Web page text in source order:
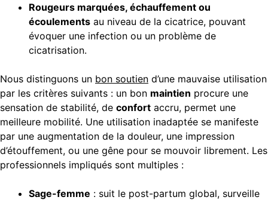
Rougeurs marquées, échauffement ou
écoulements au niveau de la cicatrice, pouvant
évoquer une infection ou un problème de
cicatrisation.
Nous distinguons un bon soutien d’une mauvaise utilisation
par les critères suivants : un bon maintien procure une
sensation de stabilité, de confort accru, permet une
meilleure mobilité. Une utilisation inadaptée se manifeste
par une augmentation de la douleur, une impression
d’étouffement, ou une gêne pour se mouvoir librement. Les
professionnels impliqués sont multiples :
Sage-femme : suit le post-partum global, surveille